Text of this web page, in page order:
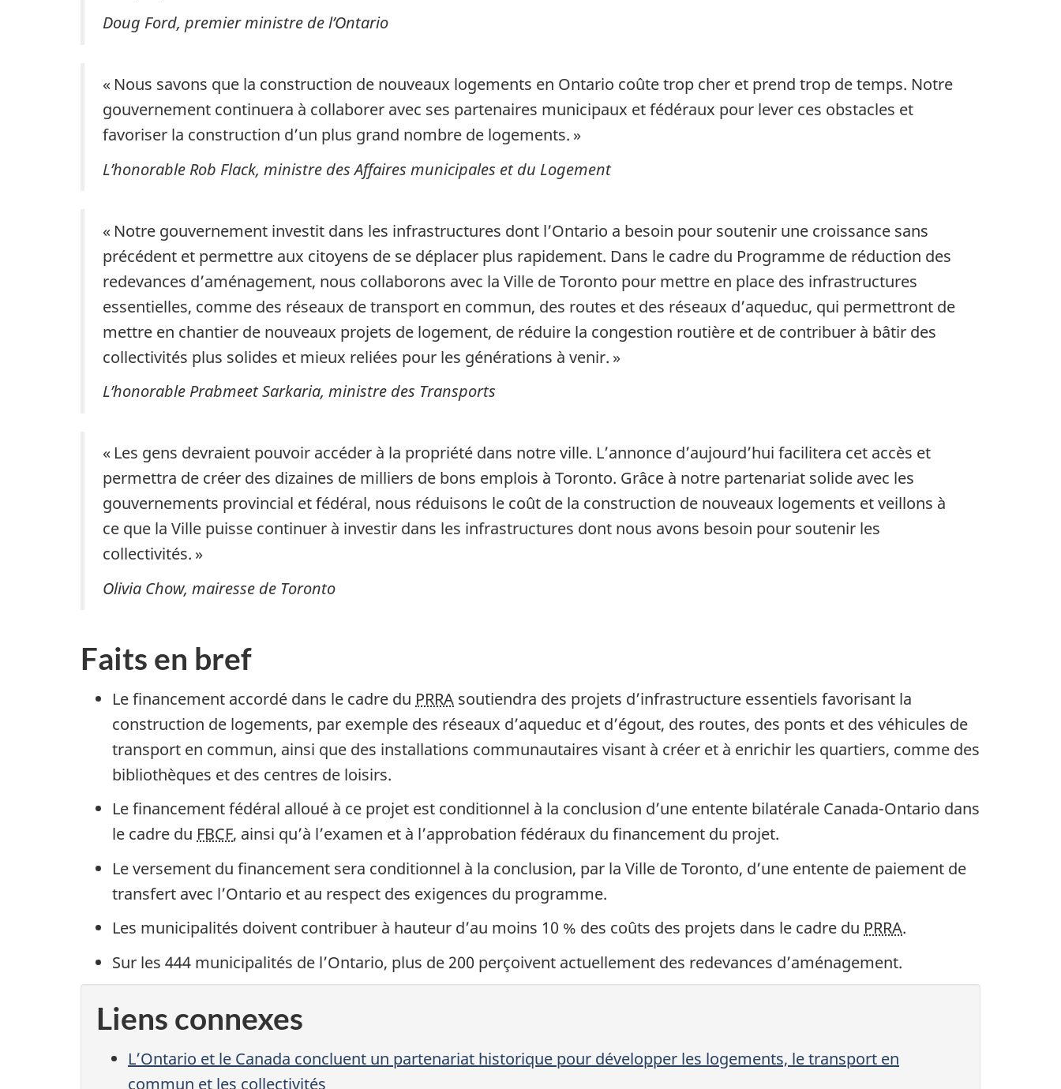
Doug Ford, premier ministre de l’Ontario
« Nous savons que la construction de nouveaux logements en Ontario coûte trop cher et prend trop de temps. Notre
gouvernement continuera à collaborer avec ses partenaires municipaux et fédéraux pour lever ces obstacles et
favoriser la construction d’un plus grand nombre de logements. »
L’honorable Rob Flack, ministre des Affaires municipales etdu Logement
« Notre gouvernement investit dans les infrastructures dont l’Ontario a besoin pour soutenir une croissance sans
précédent et permettre aux citoyens de se déplacer plus rapidement. Dans le cadre du Programme de réduction des
redevances d’aménagement, nous collaborons avec la Ville de Toronto pour mettre en place des infrastructures
essentielles, comme des réseaux de transport en commun, des routes et des réseaux d’aqueduc, qui permettront de
mettre en chantier de nouveaux projets de logement, de réduire la congestion routière et de contribuer à bâtir des
collectivités plus solides et mieux reliées pour les générations à venir. »
L’honorable Prabmeet Sarkaria, ministre des Transports
« Les gens devraient pouvoir accéder à la propriété dans notre ville. L’annonce d’aujourd’hui facilitera cet accès et
permettra de créer des dizaines de milliers de bons emplois à Toronto. Grâce à notre partenariat solide avec les
gouvernements provincial et fédéral, nous réduisons le coût de la construction de nouveaux logements et veillons à
ce que la Ville puisse continuer à investir dans les infrastructures dont nous avons besoin pour soutenir les
collectivités. »
Olivia Chow, mairesse de Toronto
Faits en bref
Le financement accordé dans le cadre du PRRA soutiendra des projets d’infrastructure essentiels favorisant la
construction de logements, par exemple des réseaux d’aqueduc et d’égout, des routes, des ponts et des véhicules de
transport en commun, ainsi que des installations communautaires visant à créer et à enrichir les quartiers, comme des
bibliothèques et des centres de loisirs.
Le financement fédéral alloué à ce projet est conditionnel à la conclusion d’une entente bilatérale Canada-Ontario dans
le cadre du FBCF, ainsi qu’à l’examen et à l’approbation fédéraux du financement du projet.
Le versement du financement sera conditionnel à la conclusion, par la Ville de Toronto, d’une entente de paiement de
transfert avec l’Ontario et au respect des exigences du programme.
Les municipalités doivent contribuer à hauteur d’au moins 10 % des coûts des projets dans le cadre du PRRA.
Sur les 444 municipalités de l’Ontario, plus de 200 perçoivent actuellement des redevances d’aménagement.
Liens connexes
L’Ontario et le Canada concluent un partenariat historique pour développer les logements, le transport en
commun et les collectivités